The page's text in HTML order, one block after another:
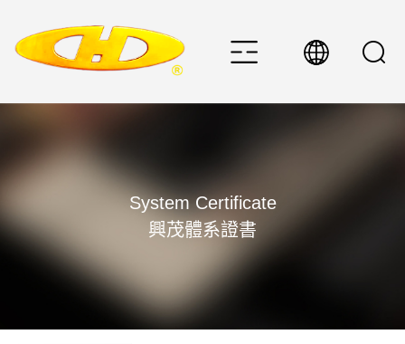
System Certificate
興茂體系證書